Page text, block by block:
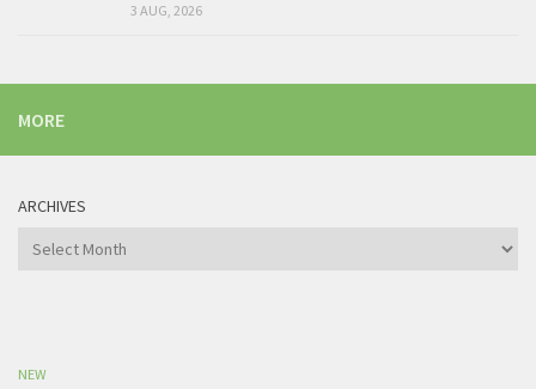
3 AUG, 2026
MORE
ARCHIVES
Archives
NEW